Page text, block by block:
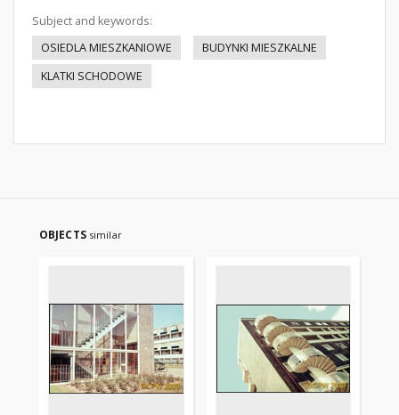
Subject and keywords:
OSIEDLA MIESZKANIOWE
BUDYNKI MIESZKALNE
KLATKI SCHODOWE
OBJECTS similar